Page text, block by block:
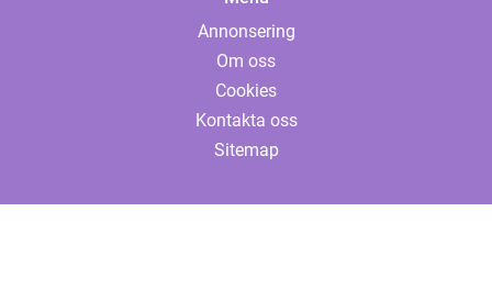
Annonsering
Om oss
Cookies
Kontakta oss
Sitemap